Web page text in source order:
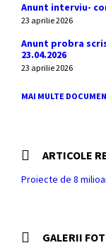
Anunt interviu-
23 aprilie 2026
Anunt probra
23.04.2026
23 aprilie 2026
MAI MULTE
ARTICOLE
Proiecte de 8
GALERII